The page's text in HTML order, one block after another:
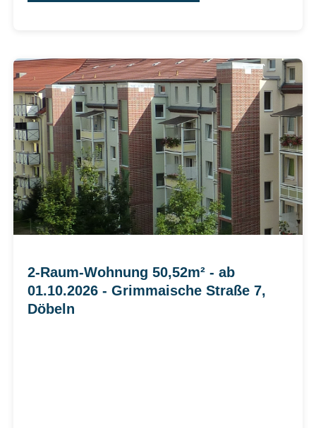
2-Raum-Wohnung 50,52m² - ab
01.10.2026 - Grimmaische Straße 7,
Döbeln